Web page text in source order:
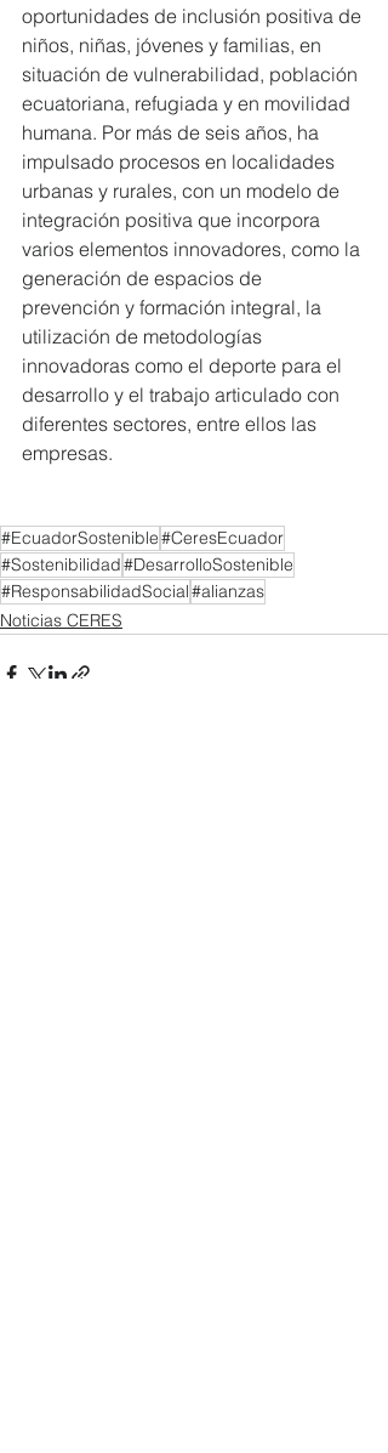
oportunidades de inclusión positiva de
niños, niñas, jóvenes y familias, en
situación de vulnerabilidad, población
ecuatoriana, refugiada y en movilidad
humana. Por más de seis años, ha
impulsado procesos en localidades
urbanas y rurales, con un modelo de
integración positiva que incorpora
varios elementos innovadores, como la
generación de espacios de
prevención y formación integral, la
utilización de metodologías
innovadoras como el deporte para el
desarrollo y el trabajo articulado con
diferentes sectores, entre ellos las
empresas.
#EcuadorSostenible#CeresEcuador
#Sostenibilidad#DesarrolloSostenible
#ResponsabilidadSocial#alianzas
Noticias CERES